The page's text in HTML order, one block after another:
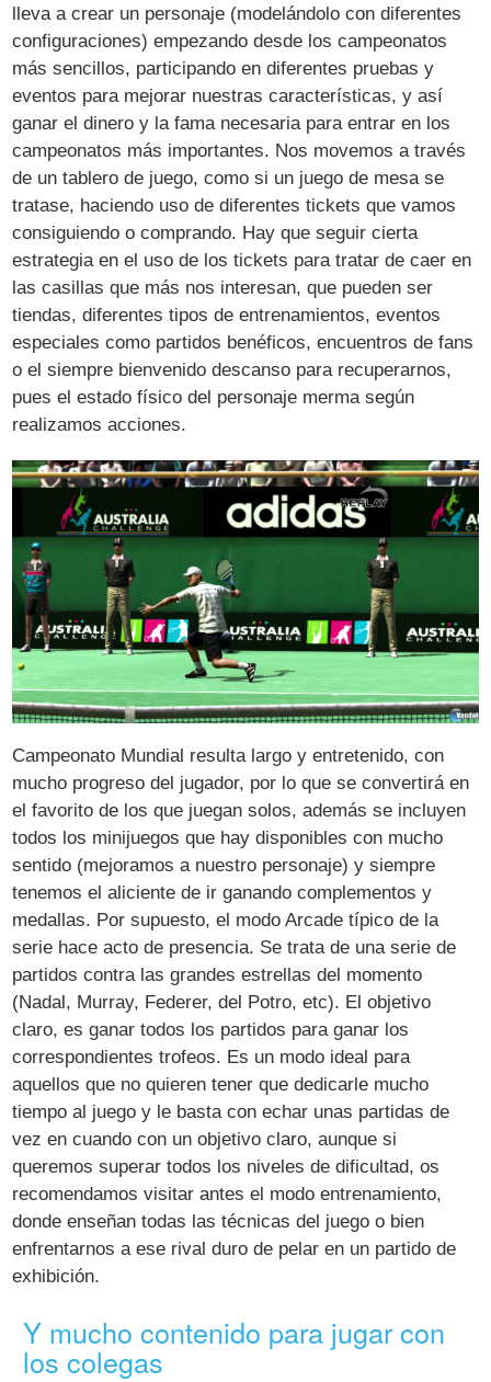
lleva a crear un personaje (modelándolo con diferentes
configuraciones) empezando desde los campeonatos
más sencillos, participando en diferentes pruebas y
eventos para mejorar nuestras características, y así
ganar el dinero y la fama necesaria para entrar en los
campeonatos más importantes. Nos movemos a través
de un tablero de juego, como si un juego de mesa se
tratase, haciendo uso de diferentes tickets que vamos
consiguiendo o comprando. Hay que seguir cierta
estrategia en el uso de los tickets para tratar de caer en
las casillas que más nos interesan, que pueden ser
tiendas, diferentes tipos de entrenamientos, eventos
especiales como partidos benéficos, encuentros de fans
o el siempre bienvenido descanso para recuperarnos,
pues el estado físico del personaje merma según
realizamos acciones.
Campeonato Mundial resulta largo y entretenido, con
mucho progreso del jugador, por lo que se convertirá en
el favorito de los que juegan solos, además se incluyen
todos los minijuegos que hay disponibles con mucho
sentido (mejoramos a nuestro personaje) y siempre
tenemos el aliciente de ir ganando complementos y
medallas. Por supuesto, el modo Arcade típico de la
serie hace acto de presencia. Se trata de una serie de
partidos contra las grandes estrellas del momento
(Nadal, Murray, Federer, del Potro, etc). El objetivo
claro, es ganar todos los partidos para ganar los
correspondientes trofeos. Es un modo ideal para
aquellos que no quieren tener que dedicarle mucho
tiempo al juego y le basta con echar unas partidas de
vez en cuando con un objetivo claro, aunque si
queremos superar todos los niveles de dificultad, os
recomendamos visitar antes el modo entrenamiento,
donde enseñan todas las técnicas del juego o bien
enfrentarnos a ese rival duro de pelar en un partido de
exhibición.
Y mucho contenido para jugar con
los colegas